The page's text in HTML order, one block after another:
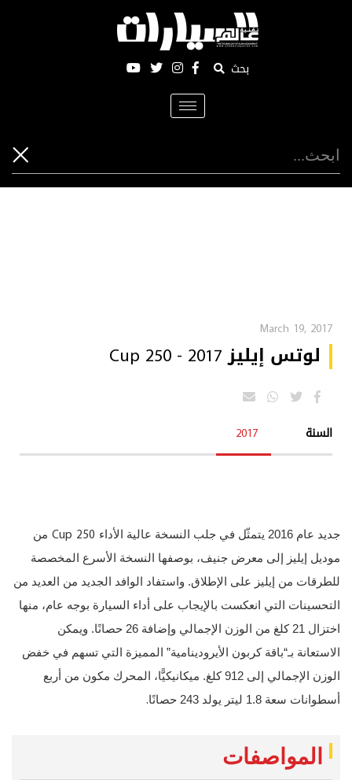
بحث
Toggle
navigation
March 19, 2017
لوتس إيليز Cup 250 - 2017
السنة 2017
جديد عام 2016 يتمثّل في جلب النسخة عالية الأداء
من
موديل إيليز إلى معرض جنيف، بوصفها النسخة الأسرع المخصصة
للطرقات من إيليز على الإطلاق. واستفاد الوافد الجديد من العديد من
التحسينات التي انعكست بالإيجاب على أداء السيارة بوجه عام، منها
اختزال 21 كلغ من الوزن الإجمالي وإضافة 26 حصانًا. ويمكن
الاستعانة بـ“باقة كربون الأيرودينامية” المميزة التي تسهم في خفض
الوزن الإجمالي إلى 912 كلغ. ميكانيكيًّا، المحرك مكون من أربع
أسطوانات سعة 1.8 ليتر يولد 243 حصانًا
.
المواصفات